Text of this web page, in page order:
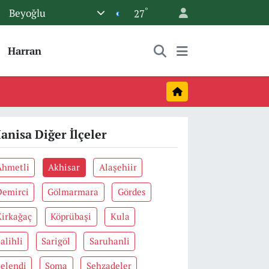
Beyoğlu 27°
Harran
Diğer İlçeler
Akhisar Alaşehiir
Gölmarmara Gördes
Köprübaşi Kula
Sarigöl Saruhanli
Soma Şehzadeler